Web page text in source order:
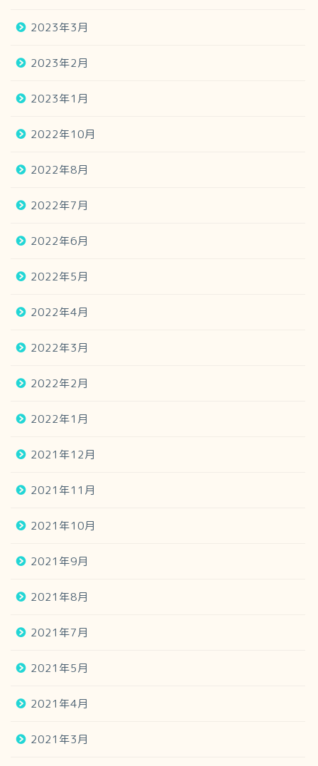
2023年3月
2023年2月
2023年1月
2022年10月
2022年8月
2022年7月
2022年6月
2022年5月
2022年4月
2022年3月
2022年2月
2022年1月
2021年12月
2021年11月
2021年10月
2021年9月
2021年8月
2021年7月
2021年5月
2021年4月
2021年3月